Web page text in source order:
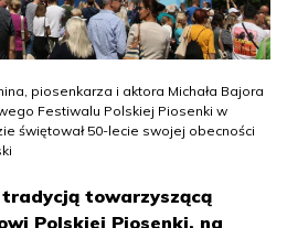
piosenkarza i aktora Michała Bajora
Festiwalu Polskiej Piosenki w
świętował 50-lecie swojej obecności
towarzyszącą
Polskiej Piosenki, na